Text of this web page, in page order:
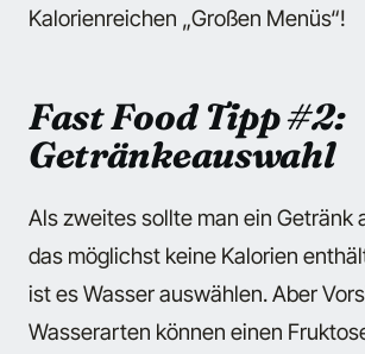
Kalorienreichen „Großen Menüs“!
Fast Food Tipp #2:
Getränkeauswahl
Als zweites sollte man ein Getränk
das möglichst keine Kalorien
ist es Wasser auswählen. Aber
Wasserarten können einen